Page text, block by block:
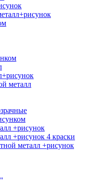
металл
+рисунок
+рисунок 4 краски
металл +рисунок